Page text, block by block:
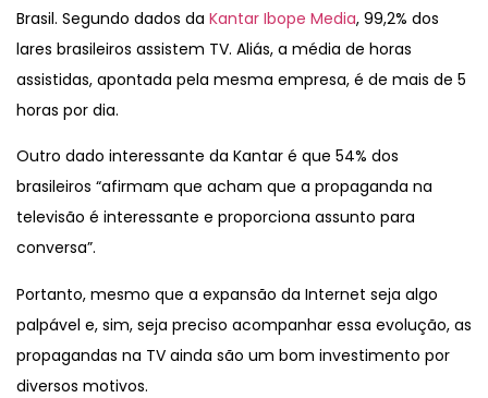
Brasil. Segundo dados da Kantar Ibope Media, 99,2% dos
lares brasileiros assistem TV. Aliás, a média de horas
assistidas, apontada pela mesma empresa, é de mais de 5
horas por dia.
Outro dado interessante da Kantar é que 54% dos
brasileiros “afirmam que acham que a propaganda na
televisão é interessante e proporciona assunto para
conversa”.
Portanto, mesmo que a expansão da Internet seja algo
palpável e, sim, seja preciso acompanhar essa evolução, as
propagandas na TV ainda são um bom investimento por
diversos motivos.